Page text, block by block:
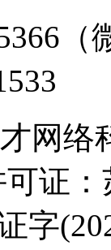
（
网络
证
字